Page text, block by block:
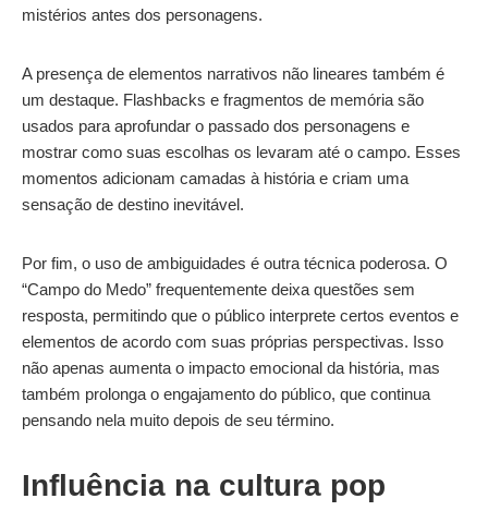
mistérios antes dos personagens.
A presença de elementos narrativos não lineares também é
um destaque. Flashbacks e fragmentos de memória são
usados para aprofundar o passado dos personagens e
mostrar como suas escolhas os levaram até o campo. Esses
momentos adicionam camadas à história e criam uma
sensação de destino inevitável.
Por fim, o uso de ambiguidades é outra técnica poderosa. O
“Campo do Medo” frequentemente deixa questões sem
resposta, permitindo que o público interprete certos eventos e
elementos de acordo com suas próprias perspectivas. Isso
não apenas aumenta o impacto emocional da história, mas
também prolonga o engajamento do público, que continua
pensando nela muito depois de seu término.
Influência na cultura pop